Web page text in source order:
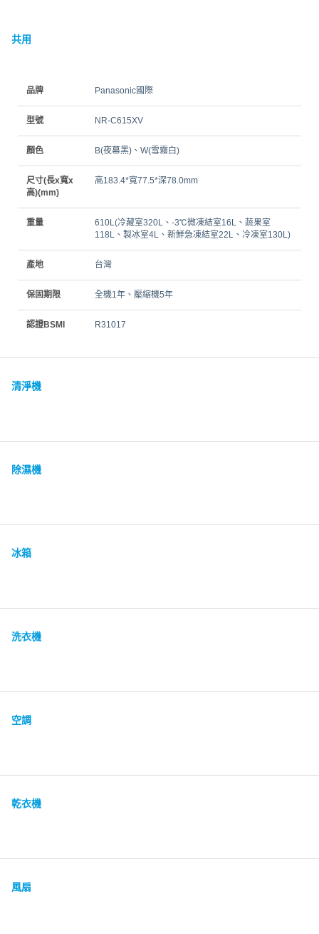
共用
品牌 Panasonic國際
型號 NR-C615XV
顏色 B(夜幕黑)、W(雪霧白)
尺寸(長x寬x
高)(mm)
高183.4*寬77.5*深78.0mm
重量
610L(冷藏室320L、-3℃微凍結室16L、蔬果室
118L、製冰室4L、新鮮急凍結室22L、冷凍室130L)
產地 台灣
保固期限 全機1年、壓縮機5年
認證BSMI R31017
清淨機
除濕機
冰箱
洗衣機
空調
乾衣機
風扇